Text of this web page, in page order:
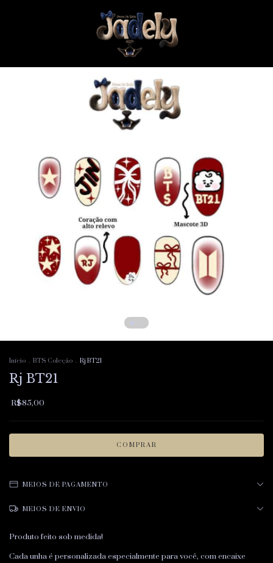
Início . BTS Coleção . Rj BT21
Rj BT21
R$85,00
MEIOS DE PAGAMENTO
MEIOS DE ENVIO
Produto feito sob medida!
Cada unha é personalizada especialmente para você, com encaixe